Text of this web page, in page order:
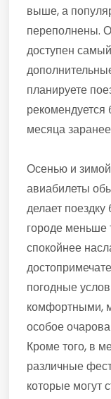
выше, а
переполнены.
доступен
планируете
месяца
Осенью и
авиабилеты
делает
городе меньше
спокойнее
погодные
комфортными,
особое
Кроме того, в
различные
которые могут